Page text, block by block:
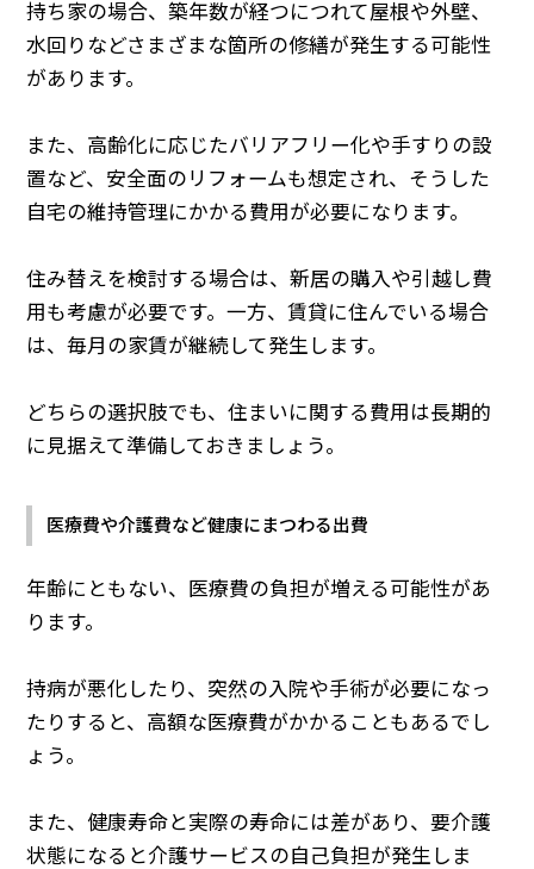
持ち家の場合、築年数が経つにつれて屋根や外壁、
水回りなどさまざまな箇所の修繕が発生する可能性
があります。
また、高齢化に応じたバリアフリー化や手すりの設
置など、安全面のリフォームも想定され、そうした
自宅の維持管理にかかる費用が必要になります。
住み替えを検討する場合は、新居の購入や引越し費
用も考慮が必要です。一方、賃貸に住んでいる場合
は、毎月の家賃が継続して発生します。
どちらの選択肢でも、住まいに関する費用は長期的
に見据えて準備しておきましょう。
医療費や介護費など健康にまつわる出費
年齢にともない、医療費の負担が増える可能性があ
ります。
持病が悪化したり、突然の入院や手術が必要になっ
たりすると、高額な医療費がかかることもあるでし
ょう。
また、健康寿命と実際の寿命には差があり、要介護
状態になると介護サービスの自己負担が発生しま